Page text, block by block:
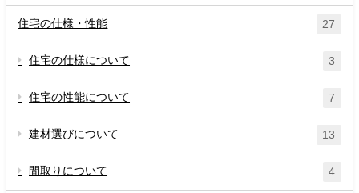
住宅の仕様・性能 27
住宅の仕様について 3
住宅の性能について 7
建材選びについて 13
間取りについて 4